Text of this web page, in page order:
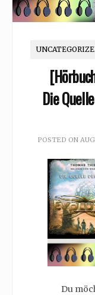
Die
POSTED ON
Du